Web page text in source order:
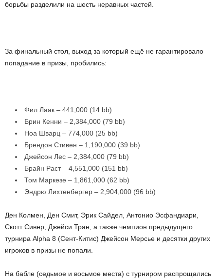
борьбы разделили на шесть неравных частей.
За финальный стол, выход за который ещё не гарантировало
попадание в призы, пробились:
Фил Лаак – 441,000 (14 bb)
Брин Кенни – 2,384,000 (79 bb)
Ноа Шварц – 774,000 (25 bb)
Брендон Стивен – 1,190,000 (39 bb)
Джейсон Лес – 2,384,000 (79 bb)
Брайн Раст – 4,551,000 (151 bb)
Том Маркезе – 1,861,000 (62 bb)
Эндрю Лихтенбергер – 2,904,000 (96 bb)
Ден Колмен, Ден Смит, Эрик Сайдел, Антонио Эсфандиари,
Скотт Сивер, Джейси Тран, а также чемпион предыдущего
турнира Alpha 8 (Сент-Китис) Джейсон Мерсье и десятки других
игроков в призы не попали.
На бабле (седьмое и восьмое места) с турниром распрощались